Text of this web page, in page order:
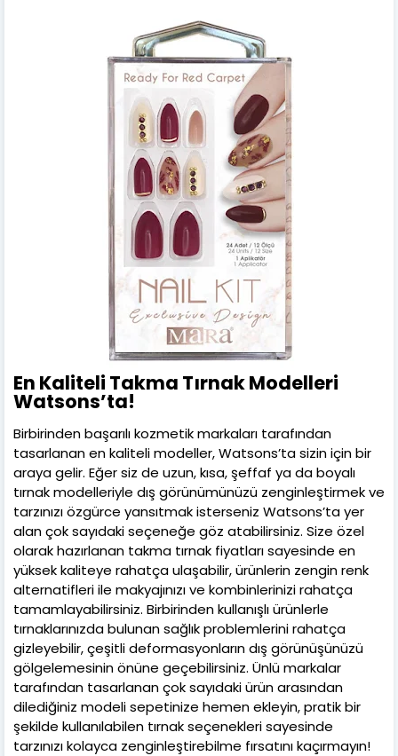
En Kaliteli Takma Tırnak Modelleri
Watsons’ta!
Birbirinden başarılı kozmetik markaları tarafından
tasarlanan en kaliteli modeller, Watsons’ta sizin için bir
araya gelir. Eğer siz de uzun, kısa, şeffaf ya da boyalı
tırnak modelleriyle dış görünümünüzü zenginleştirmek ve
tarzınızı özgürce yansıtmak isterseniz Watsons’ta yer
alan çok sayıdaki seçeneğe göz atabilirsiniz. Size özel
olarak hazırlanan takma tırnak fiyatları sayesinde en
yüksek kaliteye rahatça ulaşabilir, ürünlerin zengin renk
alternatifleri ile makyajınızı ve kombinlerinizi rahatça
tamamlayabilirsiniz. Birbirinden kullanışlı ürünlerle
tırnaklarınızda bulunan sağlık problemlerini rahatça
gizleyebilir, çeşitli deformasyonların dış görünüşünüzü
gölgelemesinin önüne geçebilirsiniz. Ünlü markalar
tarafından tasarlanan çok sayıdaki ürün arasından
dilediğiniz modeli sepetinize hemen ekleyin, pratik bir
şekilde kullanılabilen tırnak seçenekleri sayesinde
tarzınızı kolayca zenginleştirebilme fırsatını kaçırmayın!